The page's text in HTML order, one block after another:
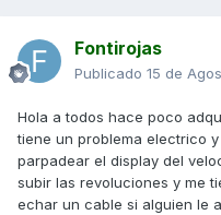
Fontirojas
Publicado 15 de
Hola a todos hace poco
tiene un problema electrico
parpadear el display del
subir las revoluciones y me
echar un cable si alguien le